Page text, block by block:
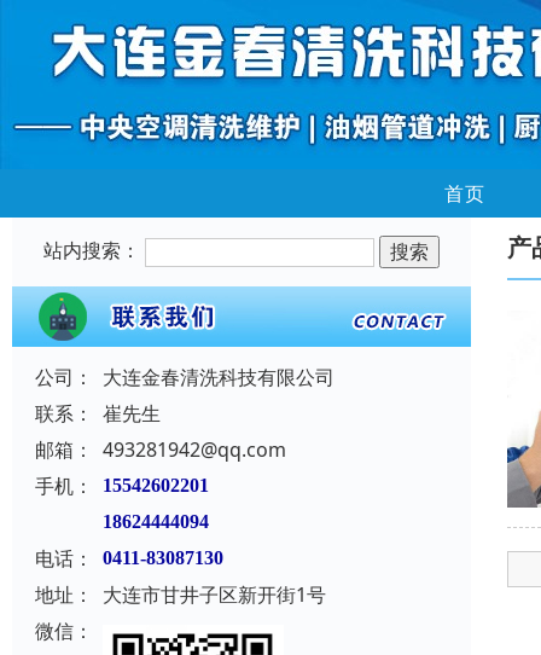
首页
站内搜索：
公司：
大连金春清洗科技有限公司
联系：
崔先生
邮箱：
493281942@qq.com
手机：
15542602201
18624444094
电话： 0411-83087130
地址：
大连市甘井子区新开街1号
微信：
产